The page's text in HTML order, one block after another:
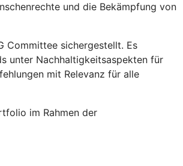
und die Bekämpfung von
Committee sichergestellt. Es
unter Nachhaltigkeitsaspekten für
mit Relevanz für alle
im Rahmen der